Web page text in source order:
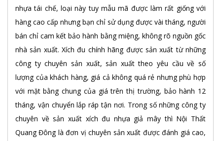
nhựa tái chế, loại này tuy mẫu mã được làm rất giống với
hàng cao cấp nhưng bạn chỉ sử dụng được vài tháng, người
bán chỉ cam kết bảo hành bằng miệng, không rõ nguồn gốc
nhà sản xuất. Xích đu chính hãng được sản xuất từ những
công ty chuyên sản xuất, sản xuất theo yêu cầu về số
lượng của khách hàng, giá cả không quá rẻ nhưng phù hợp
với mặt bằng chung của giá trên thị trường, bảo hành 12
tháng, vận chuyển lắp ráp tận nơi. Trong số những công ty
chuyên về sản xuất xích đu nhựa giả mây thì Nội Thất
Quang Đông là đơn vị chuyên sản xuất được đánh giá cao,